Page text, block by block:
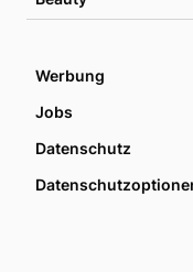
Werbung
Jobs
Datenschutz